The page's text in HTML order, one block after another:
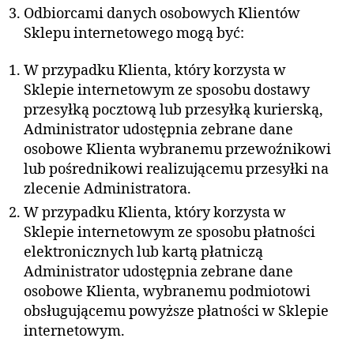
Odbiorcami danych osobowych Klientów
Sklepu internetowego mogą być:
W przypadku Klienta, który korzysta w
Sklepie internetowym ze sposobu dostawy
przesyłką pocztową lub przesyłką kurierską,
Administrator udostępnia zebrane dane
osobowe Klienta wybranemu przewoźnikowi
lub pośrednikowi realizującemu przesyłki na
zlecenie Administratora.
W przypadku Klienta, który korzysta w
Sklepie internetowym ze sposobu płatności
elektronicznych lub kartą płatniczą
Administrator udostępnia zebrane dane
osobowe Klienta, wybranemu podmiotowi
obsługującemu powyższe płatności w Sklepie
internetowym.